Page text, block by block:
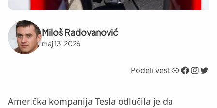
Miloš Radovanović
maj 13, 2026
Podeli vestLink Facebook InstagramTwitter
Američka kompanija Tesla odlučila je da